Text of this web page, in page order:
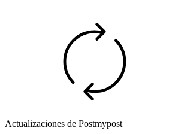
Actualizaciones de Postmypost